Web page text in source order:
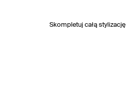
Skompletuj całą stylizację